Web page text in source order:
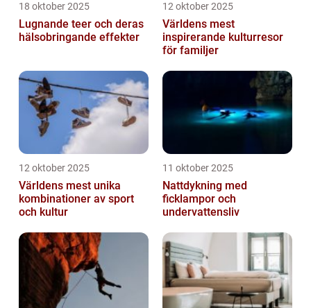
18 oktober 2025
Lugnande teer och deras
hälsobringande effekter
12 oktober 2025
Världens mest
inspirerande kulturresor
för familjer
12 oktober 2025
Världens mest unika
kombinationer av sport
och kultur
11 oktober 2025
Nattdykning med
ficklampor och
undervattensliv